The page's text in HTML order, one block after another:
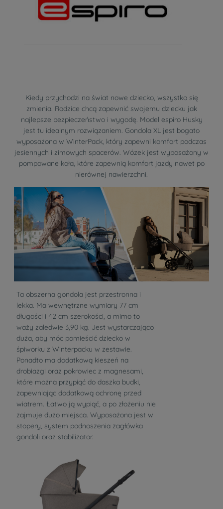
Kiedy przychodzi na świat nowe dziecko, wszystko się
zmienia. Rodzice chcą zapewnić swojemu dziecku jak
najlepsze bezpieczeństwo i wygodę. Model espiro Husky
jest tu idealnym rozwiązaniem. Gondola XL jest bogato
wyposażona w WinterPack, który zapewni komfort podczas
jesiennych i zimowych spacerów. Wózek jest wyposażony w
pompowane koła, które zapewnią komfort jazdy nawet po
nierównej nawierzchni.
Ta obszerna gondola jest przestronna i
lekka. Ma wewnętrzne wymiary 77 cm
długości i 42 cm szerokości, a mimo to
waży zaledwie 3,90 kg. Jest wystarczająco
duża, aby móc pomieścić dziecko w
śpiworku z Winterpacku w zestawie.
Ponadto ma dodatkową kieszeń na
drobiazgi oraz pokrowiec z magnesami,
które można przypiąć do daszka budki,
zapewniając dodatkową ochronę przed
wiatrem. Łatwo ją wypiąć, a po złożeniu nie
zajmuje dużo miejsca. Wyposażona jest w
stopery, system podnoszenia zagłówka
gondoli oraz stabilizator.